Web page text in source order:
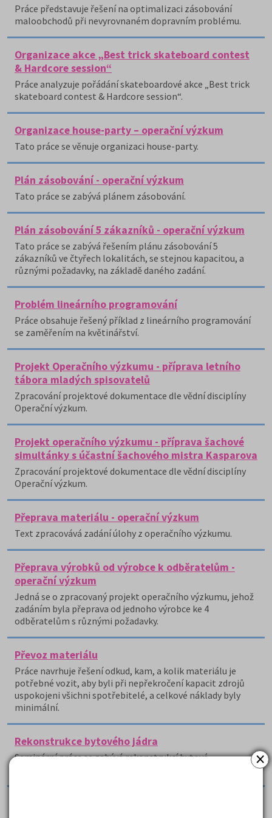
×
Práce představuje řešení na optimalizaci zásobování
maloobchodů při nevyrovnaném dopravním problému.
Organizace akce „Best trick skateboard contest
& Hardcore session“
Práce analyzuje pořádání skateboardové akce „Best trick
skateboard contest & Hardcore session“.
Organizace house-party – operační výzkum
Tato práce se věnuje organizaci house-party.
Plán zásobování - operační výzkum
Tato práce se zabývá plánem zásobování.
Plán zásobování 5 zákazníků - operační výzkum
Tato práce se zabývá řešením plánu zásobování 5
zákazníků ve čtyřech lokalitách, se stejnou kapacitou, a
různými požadavky, na základě daného zadání.
Problém lineárního programování
Práce obsahuje řešený příklad z lineárního programování
se zaměřením na květinářství.
Projekt Operačního výzkumu - příprava letního
tábora mladých spisovatelů
Zpracování projektové dokumentace dle vědní disciplíny
Operační výzkum.
Projekt operačního výzkumu - příprava šachové
simultánky s účastní šachového mistra Kasparova
Zpracování projektové dokumentace dle vědní disciplíny
Operační výzkum.
Přeprava materiálu - operační výzkum
Text zpracovává zadání úlohy z operačního výzkumu.
Přeprava výrobků od výrobce k odběratelům -
operační výzkum
Jedná se o zpracovaný projekt operačního výzkumu, jehož
zadáním byla přeprava od jednoho výrobce ke 4
odběratelům s různými požadavky.
Převoz materiálu
Práce navrhuje řešení odkud, kam, a kolik materiálu je
potřebné vozit, aby byli při nepřekročení kapacit zdrojů
uspokojeni všichni spotřebitelé, a celkové náklady byly
minimální.
Rekonstrukce bytového jádra
Seminární práce se zabývá rekonstrukcí bytové